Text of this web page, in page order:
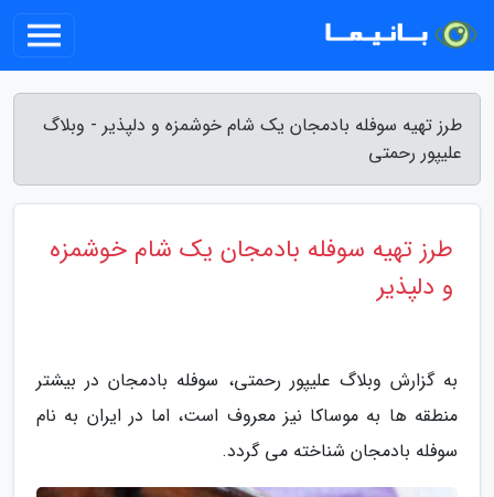
طرز تهیه سوفله بادمجان یک شام خوشمزه و دلپذیر - وبلاگ
علیپور رحمتی
طرز تهیه سوفله بادمجان یک شام خوشمزه
و دلپذیر
به گزارش وبلاگ علیپور رحمتی، سوفله بادمجان در بیشتر
منطقه ها به موساکا نیز معروف است، اما در ایران به نام
سوفله بادمجان شناخته می گردد.